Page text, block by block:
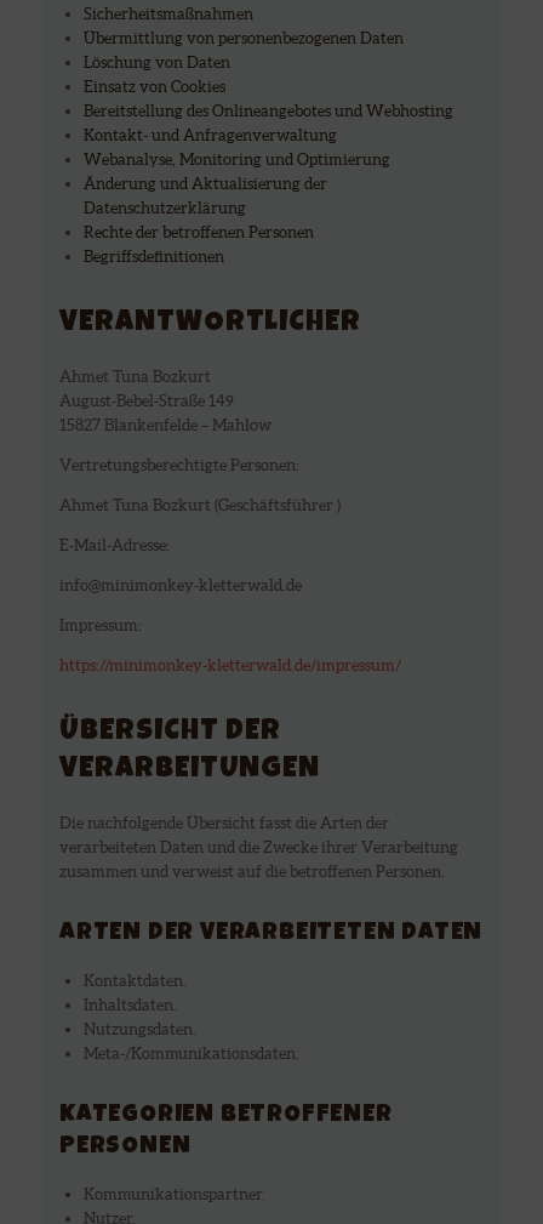
Sicherheitsmaßnahmen
Übermittlung von personenbezogenen Daten
Löschung von Daten
Einsatz von Cookies
Bereitstellung des Onlineangebotes und Webhosting
Kontakt- und Anfragenverwaltung
Webanalyse, Monitoring und Optimierung
Änderung und Aktualisierung der
Datenschutzerklärung
Rechte der betroffenen Personen
Begriffsdefinitionen
VERANTWORTLICHER
Ahmet Tuna Bozkurt
August-Bebel-Straße 149
15827 Blankenfelde – Mahlow
Vertretungsberechtigte Personen:
Ahmet Tuna Bozkurt (Geschäftsführer )
E-Mail-Adresse:
info@minimonkey-kletterwald.de
Impressum:
https://minimonkey-kletterwald.de/impressum/
ÜBERSICHT DER
VERARBEITUNGEN
Die nachfolgende Übersicht fasst die Arten der
verarbeiteten Daten und die Zwecke ihrer Verarbeitung
zusammen und verweist auf die betroffenen Personen.
ARTEN DER VERARBEITETEN DATEN
Kontaktdaten.
Inhaltsdaten.
Nutzungsdaten.
Meta-/Kommunikationsdaten.
KATEGORIEN BETROFFENER
PERSONEN
Kommunikationspartner.
Nutzer.